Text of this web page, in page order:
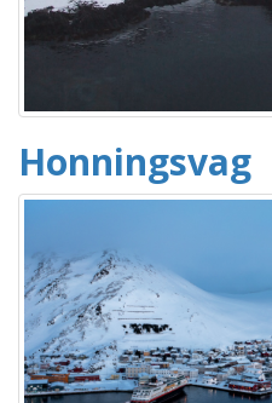
Honningsvag